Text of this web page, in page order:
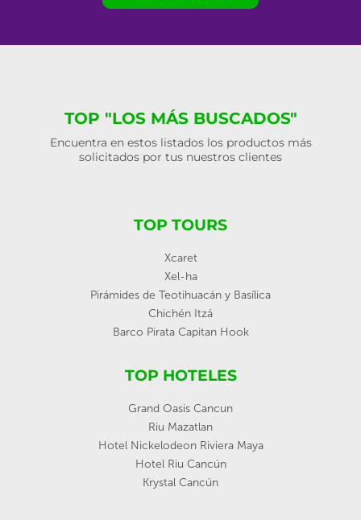
TOP "LOS MÁS BUSCADOS"
Encuentra en estos listados los productos más
solicitados por tus nuestros clientes
TOP TOURS
Xcaret
Xel-ha
Pirámides de Teotihuacán y Basílica
Chichén Itzá
Barco Pirata Capitan Hook
TOP HOTELES
Grand Oasis Cancun
Riu Mazatlan
Hotel Nickelodeon Riviera Maya
Hotel Riu Cancún
Krystal Cancún